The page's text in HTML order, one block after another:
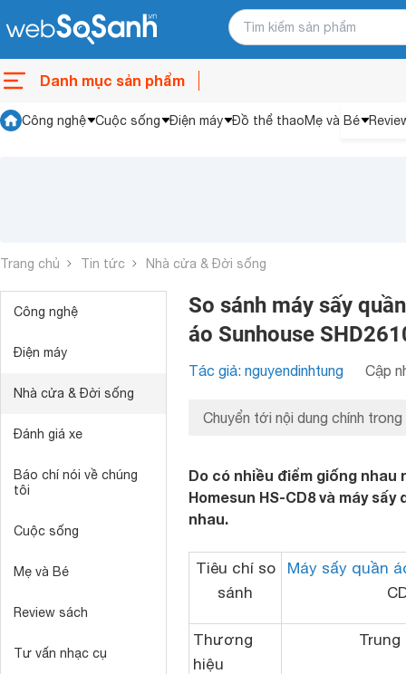
Danh mục sản phẩm
Công nghệ Cuộc sống Điện máy Đồ thể thaoMẹ và Bé
Trang chủ Tin tức Nhà cửa & Đời sống
Công nghệ
Điện máy
Nhà cửa & Đời sống
Đánh giá xe
Báo chí nói về chúng
tôi
Cuộc sống
Mẹ và Bé
Review sách
Tư vấn nhạc cụ
So sánh máy sấy
áo Sunhouse
Tác giả: nguyendinhtung Cập
Chuyển tới nội dung chính trong
Do có nhiều điểm giống nhau
Homesun HS-CD8 và máy
nhau.
Tiêu chí so
sánh
Máy sấy quần
Thương
hiệu
Trung